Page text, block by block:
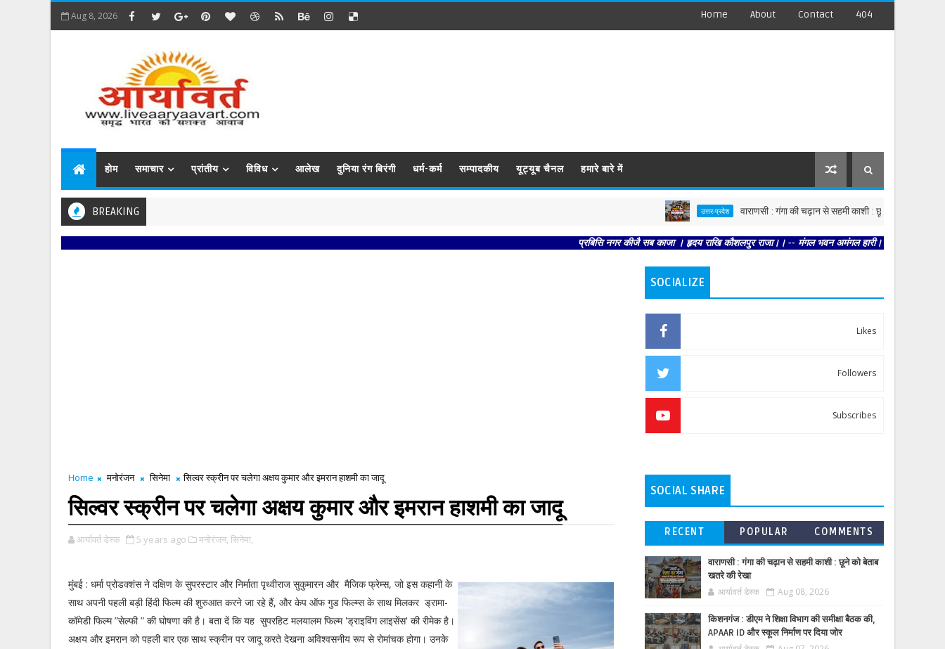
Aug 8, 2026 Home About Contact 404
होम समाचार प्रांतीय विविध आलेख दुनिया रंग बिरंगी धर्म-कर्म सम्पादकीय यूट्यूब चैनल हमारे बारे में
BREAKING उत्तर-प्रदेश वाराणसी : गंगा की चढ़ान से सहमी काशी : छूने को बेताब खतरे की रेखा
प्रबिसि नगर कीजै सब काजा । हृदय राखि कौशलपुर राजा।। -- मंगल भवन अमंगल हारी। द्रवहु सुदसरथ अजिर
Home मनोरंजन सिनेमा सिल्वर स्क्रीन पर चलेगा अक्षय कुमार और इमरान हाशमी का जादू
सिल्वर स्क्रीन पर चलेगा अक्षय कुमार और इमरान हाशमी का जादू
आर्यावर्त डेस्क 5 years ago मनोरंजन, सिनेमा,
मुंबई : धर्मा प्रोडक्शंस ने दक्षिण के सुपरस्टार और निर्माता पृथ्वीराज सुकुमारन और मैजिक फ्रेम्स, जो इस कहानी के
साथ अपनी पहली बड़ी हिंदी फिल्म की शुरुआत करने जा रहे हैं, और केप ऑफ गुड फिल्म्स के साथ मिलकर ड्रामा-
कॉमेडी फिल्म ”सेल्फी ” की घोषणा की है। बता दें कि यह सुपरहिट मलयालम फिल्म 'ड्राइविंग लाइसेंस' की रीमेक है।
अक्षय और इमरान को पहली बार एक साथ स्क्रीन पर जादू करते देखना अविश्वसनीय रूप से रोमांचक होगा। उनके
SOCIALIZE
Likes
Followers
Subscribes
SOCIAL SHARE
RECENT POPULAR COMMENTS
वाराणसी : गंगा की चढ़ान से सहमी काशी : छूने को बेताब
खतरे की रेखा
आर्यावर्त डेस्क Aug 08, 2026
किशनगंज : डीएम ने शिक्षा विभाग की समीक्षा बैठक की,
APAAR ID और स्कूल निर्माण पर दिया जोर